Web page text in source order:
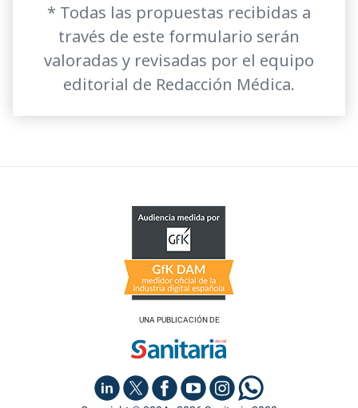
* Todas las propuestas recibidas a
través de este formulario serán
valoradas y revisadas por el equipo
editorial de Redacción Médica.
UNA PUBLICACIÓN DE